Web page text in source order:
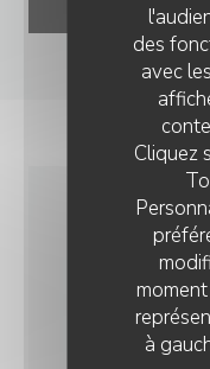
des
avec
Cliquez
à